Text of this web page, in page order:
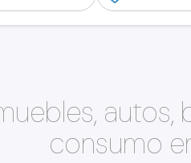
consumo